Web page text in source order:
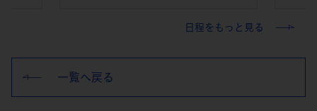
日程をもっと見る
一覧へ戻る